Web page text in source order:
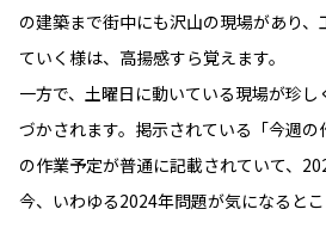
海外休日カレンダー
投資信託償還商品のご案内
大関 洋の「十字路」
コラム
ファンドレポート
資産形成サービス
Goal Navi
資産形成サポート
サステナビリティTOP
SDGsとは？
ニッセイアセットについて
ニッセイアセットについてTOP
会社情報
プレスリリース
最新情報
の建築まで街中にも沢山の現場があり
ていく様は、高揚感すら覚えます。
一方で、土曜日に動いている現場が珍
づかされます。掲示されている「今週
の作業予定が普通に記載されていて、
今、いわゆる2024年問題が気になるとこ